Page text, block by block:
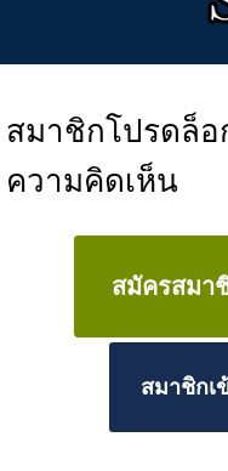
สมาชิกโปรดล็
ความคิดเห็น
สมัครสมา
สมาชิกเ